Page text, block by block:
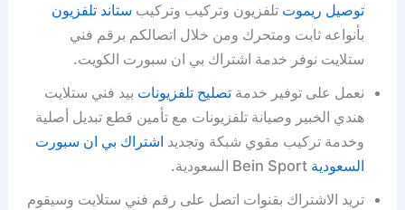
توصيل ريموت تلفزيون وتركيب وتركيب ستاند تلفزيون
بأنواعه ثابت ومتحرك ومن خلال اتصالكم برقم فني
ستلايت نوفر خدمة اشتراك بي ان سبورت الكويت.
نعمل على توفير خدمةتصليح تلفزيونات بيد فني ستلايت
هندي الخبير وصيانة تلفزيونات مع تأمين قطع تبديل أصلية
وخدمة تركيب مقوي شبكة وتجديد اشتراك بي ان سبورت
السعودية Bein Sport السعودية.
تريد الاشتراك بقنوات اتصل على رقم فني ستلايت وسيقوم